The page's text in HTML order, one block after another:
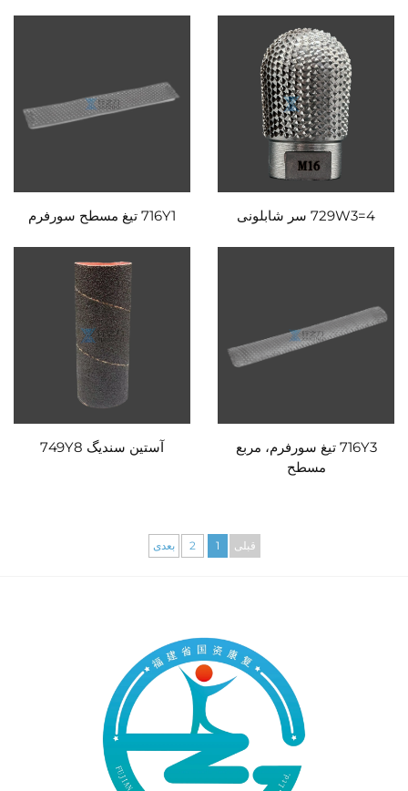
729W3=4 سر شابلونی 716Y1 تیغ مسطح سورفرم
716Y3 تیغ سورفرم، مربع
مسطح
آستین سندیگ 749Y8
قبلی 1
2 بعدی